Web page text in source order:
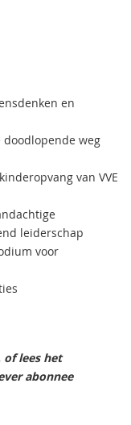
en
weg
van VVE
leiderschap
voor
of lees het
abonnee